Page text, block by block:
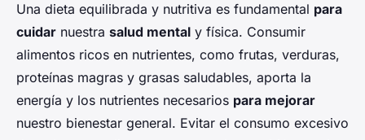
Una dieta equilibrada y nutritiva es fundamental para
cuidar nuestra salud mental y física. Consumir
alimentos ricos en nutrientes, como frutas, verduras,
proteínas magras y grasas saludables, aporta la
energía y los nutrientes necesarios para mejorar
nuestro bienestar general. Evitar el consumo excesivo